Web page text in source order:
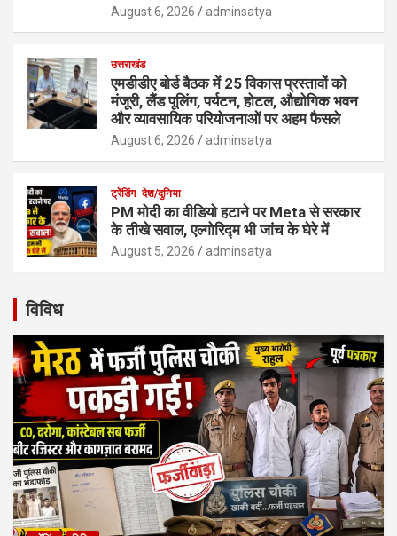
August 6, 2026 adminsatya
उत्तराखंड
एमडीडीए बोर्ड बैठक में 25 विकास प्रस्तावों को
मंजूरी, लैंड पूलिंग, पर्यटन, होटल, औद्योगिक भवन
और व्यावसायिक परियोजनाओं पर अहम फैसले
August 6, 2026 adminsatya
ट्रेंडिंग देश/दुनिया
PM मोदी का वीडियो हटाने पर Meta से सरकार
के तीखे सवाल, एल्गोरिद्म भी जांच के घेरे में
August 5, 2026 adminsatya
विविध